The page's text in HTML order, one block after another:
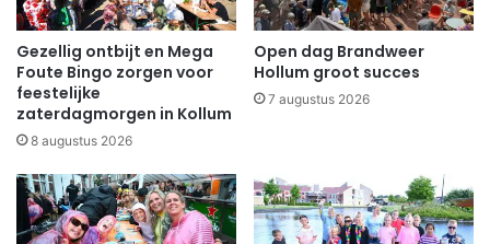
Gezellig ontbijt en Mega
Foute Bingo zorgen voor
feestelijke
zaterdagmorgen in Kollum
8 augustus 2026
Open dag Brandweer
Hollum groot succes
7 augustus 2026